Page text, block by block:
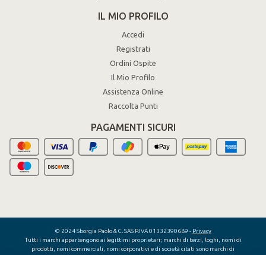
IL MIO PROFILO
Accedi
Registrati
Ordini Ospite
Il Mio Profilo
Assistenza Online
Raccolta Punti
PAGAMENTI SICURI
© 2024 Sborgia Paolo & C. SAS P.IVA 01332390689 - Privacy
Tutti i marchi appartengono ai legittimi proprietari; marchi di terzi, loghi, nomi di
prodotti, nomi commerciali, nomi corporativi e di società citati sono marchi di